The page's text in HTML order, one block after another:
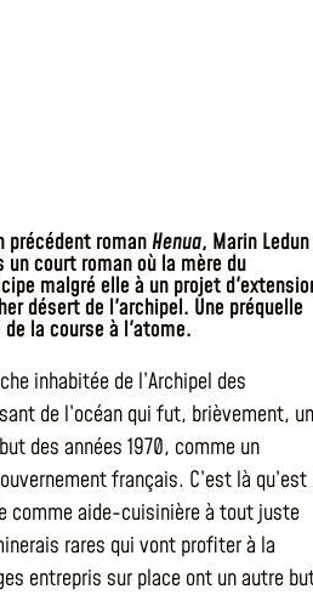
précédent romanHenua, Marin Ledun
court roman où la mère du
malgré elle à un projet
désert de l'archipel. Une préquelle
la course à l'atome.
inhabitée de l’Archipel des
de l’océan qui fut, brièvement,
des années 1970, comme un
français. C’est là qu’est
comme aide-cuisinière à tout juste
rares qui vont profiter à la
entrepris sur place ont un autre